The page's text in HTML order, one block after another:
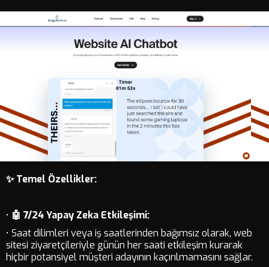
✨ Temel Özellikler:
• 🤖 7/24 Yapay Zeka Etkileşimi:
• Saat dilimleri veya iş saatlerinden bağımsız olarak, web
sitesi ziyaretçileriyle günün her saati etkileşim kurarak
hiçbir potansiyel müşteri adayının kaçırılmamasını sağlar.